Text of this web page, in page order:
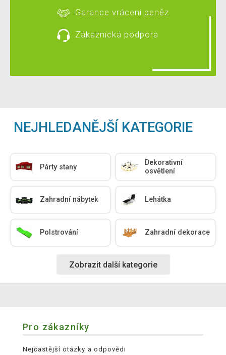
Garance vrácení peněz
Zákaznická podpora
NEJHLEDANĚJŠÍ KATEGORIE
Párty stany
Dekorativní
osvětlení
Zahradní nábytek Lehátka
Polstrování Zahradní dekorace
Zobrazit další kategorie
Pro zákazníky
Nejčastější otázky a odpovědi